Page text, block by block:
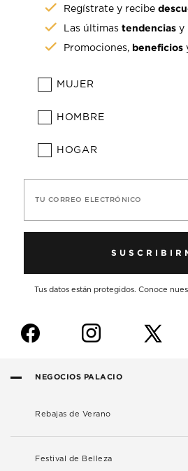
Regístrate y recibe
Las últimastendencias y
Promociones, beneficios
MUJER
HOMBRE
HOGAR
TU CORREO ELECTRÓNICO
Tus datos están protegidos. Conoce
f i
NEGOCIOS PALACIO
Rebajas de Verano
Festival de Belleza